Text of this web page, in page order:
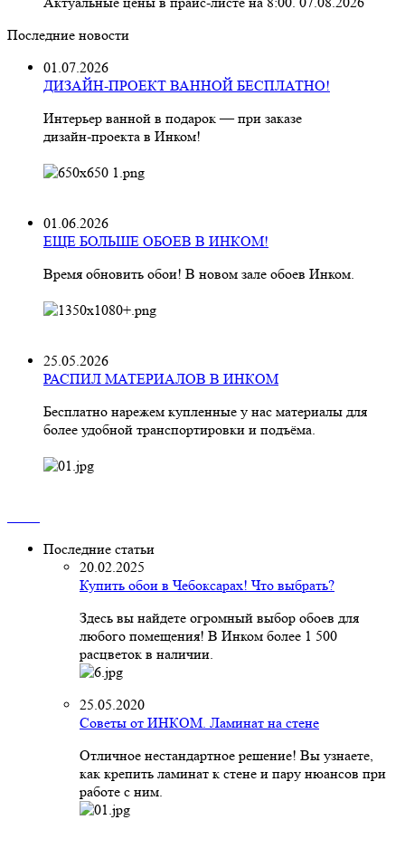
Последние новости
01.07.2026
ДИЗАЙН-ПРОЕКТ ВАННОЙ БЕСПЛАТНО!
Интерьер ванной в подарок — при заказе
дизайн‑проекта в Инком!
01.06.2026
ЕЩЕ БОЛЬШЕ ОБОЕВ В ИНКОМ!
Время обновить обои! В новом зале обоев Инком.
25.05.2026
РАСПИЛ МАТЕРИАЛОВ В ИНКОМ
Бесплатно нарежем купленные у нас материалы для
более удобной транспортировки и подъёма.
Последние статьи
20.02.2025
Купить обои в Чебоксарах! Что выбрать?
Здесь вы найдете огромный выбор обоев для
любого помещения! В Инком более 1 500
расцветок в наличии.
25.05.2020
Советы от ИНКОМ. Ламинат на стене
Отличное нестандартное решение! Вы узнаете,
как крепить ламинат к стене и пару нюансов при
работе с ним.